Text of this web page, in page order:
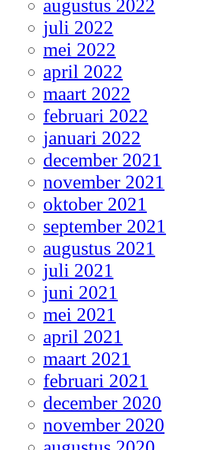
augustus 2022
juli 2022
mei 2022
april 2022
maart 2022
februari 2022
januari 2022
december 2021
november 2021
oktober 2021
september 2021
augustus 2021
juli 2021
juni 2021
mei 2021
april 2021
maart 2021
februari 2021
december 2020
november 2020